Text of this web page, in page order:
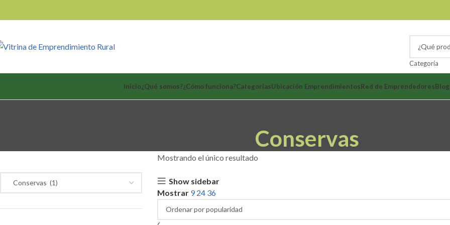
Categoría
Inicio¿Qué somos?¿Cómo funciona?CategoríasUbicación EmprendimientosRed de EmprendedoresBlog
Conservas
Mostrando el único resultado
Show sidebar
Mostrar 924 36